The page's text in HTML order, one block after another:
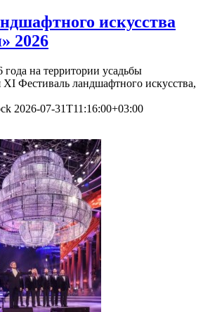
искусства
2026
года на территории усадьбы
Фестиваль ландшафтного искусства,
2026-07-31T11:16:00+03:00